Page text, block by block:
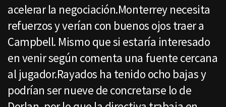
acelerar la negociación.Monterrey necesita
refuerzos y verían con buenos ojos traer a
Campbell. Mismo que si estaría interesado
en venir según comenta una fuente cercana
al jugador.Rayados ha tenido ocho bajas y
podrían ser nueve de concretarse lo de